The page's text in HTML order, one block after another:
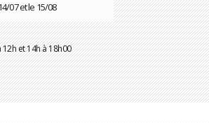
07 et le 15/08
et 14h à 18h00